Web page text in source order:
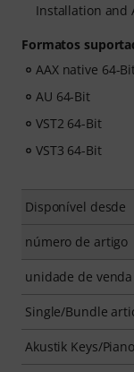
Installation and
Formatos
AAX native 64-
AU 64-Bit
VST2 64-Bit
VST3 64-Bit
Disponível desde
número de artigo
unidade de venda
Single/Bundle
Akustik Keys/